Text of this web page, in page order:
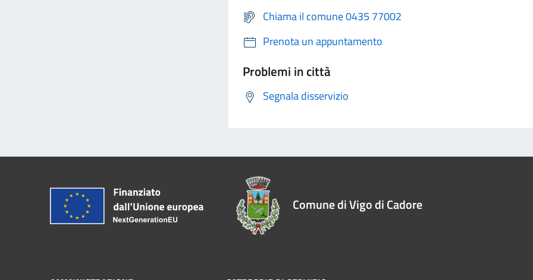
Chiama il comune 0435 77002
Prenota un appuntamento
Problemi in città
Segnala disservizio
Comune di Vigo di Cadore